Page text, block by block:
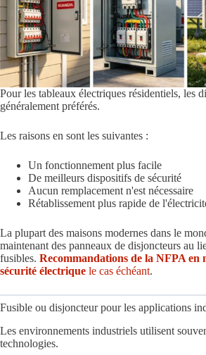
Pour les tableaux électriques résidentiels, les
généralement préférés.
Les raisons en sont les suivantes :
Un fonctionnement plus facile
De meilleurs dispositifs de sécurité
Aucun remplacement n'est nécessaire
Rétablissement plus rapide de
La plupart des maisons modernes dans le
maintenant des panneaux de disjoncteurs au
fusibles. Recommandations de la NFPA en
sécurité électrique le cas échéant.
Fusible ou disjoncteur pour les applications
Les environnements industriels utilisent
technologies.